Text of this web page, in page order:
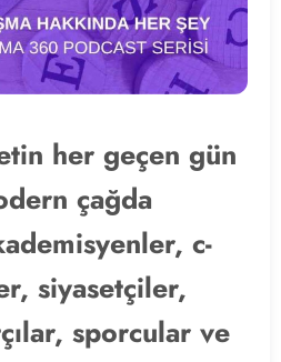
her geçen gün
çağda
c-
siyasetçiler,
sporcular ve